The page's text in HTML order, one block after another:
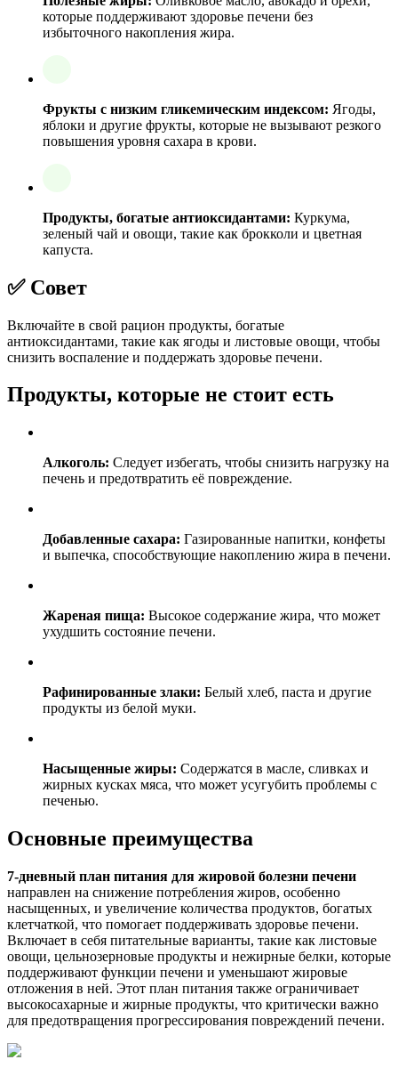
которые поддерживают здоровье печени без
избыточного накопления жира.
Фрукты с низким гликемическим индексом: Ягоды,
яблоки и другие фрукты, которые не вызывают резкого
повышения уровня сахара в крови.
Продукты, богатые антиоксидантами: Куркума,
зеленый чай и овощи, такие как брокколи и цветная
капуста.
✅ Совет
Включайте в свой рацион продукты, богатые
антиоксидантами, такие как ягоды и листовые овощи, чтобы
снизить воспаление и поддержать здоровье печени.
Продукты, которые не стоит есть
Алкоголь: Следует избегать, чтобы снизить нагрузку на
печень и предотвратить её повреждение.
Добавленные сахара: Газированные напитки, конфеты
и выпечка, способствующие накоплению жира в печени.
Жареная пища: Высокое содержание жира, что может
ухудшить состояние печени.
Рафинированные злаки: Белый хлеб, паста и другие
продукты из белой муки.
Насыщенные жиры: Содержатся в масле, сливках и
жирных кусках мяса, что может усугубить проблемы с
печенью.
Основные преимущества
7-дневный план питания для жировой болезни печени
направлен на снижение потребления жиров, особенно
насыщенных, и увеличение количества продуктов, богатых
клетчаткой, что помогает поддерживать здоровье печени.
Включает в себя питательные варианты, такие как листовые
овощи, цельнозерновые продукты и нежирные белки, которые
поддерживают функции печени и уменьшают жировые
отложения в ней. Этот план питания также ограничивает
высокосахарные и жирные продукты, что критически важно
для предотвращения прогрессирования повреждений печени.